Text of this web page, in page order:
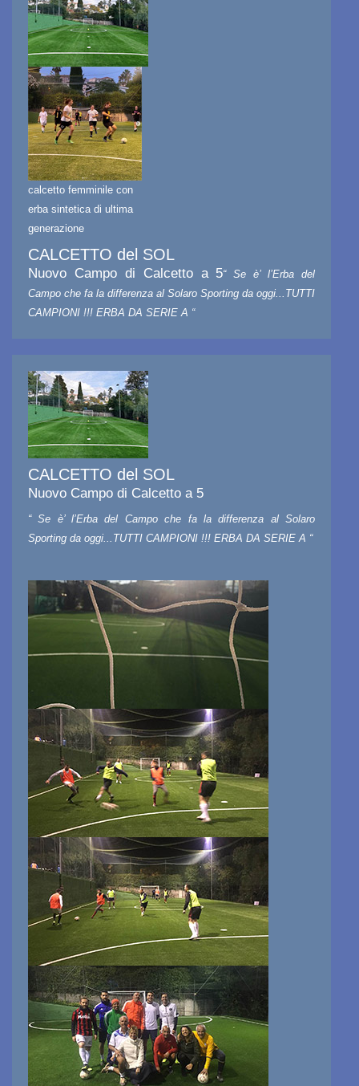
calcetto femminile con
erba sintetica di ultima
generazione
CALCETTO del SOL
Nuovo Campo di Calcetto a 5“ Se è’ l’Erba del
Campo che fa la differenza al Solaro Sporting da oggi...TUTTI
CAMPIONI !!! ERBA DA SERIE A “
CALCETTO del SOL
Nuovo Campo di Calcetto a 5
“ Se è’ l’Erba del Campo che fa la differenza al Solaro
Sporting da oggi...TUTTI CAMPIONI !!! ERBA DA SERIE A “